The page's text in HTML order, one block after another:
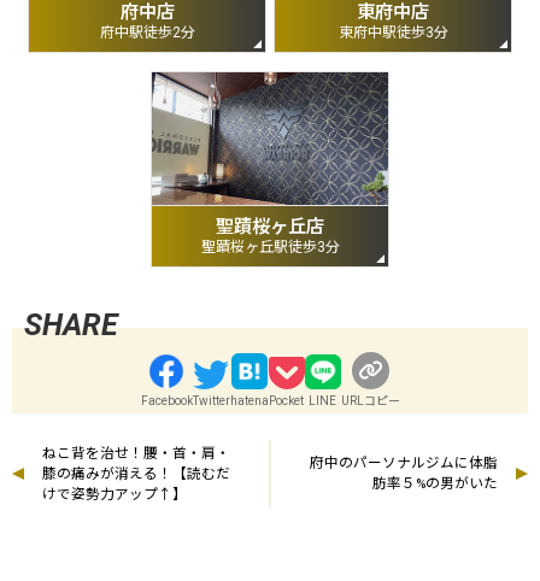
府中店
府中駅徒歩2分
東府中店
東府中駅徒歩3分
聖蹟桜ヶ丘店
聖蹟桜ヶ丘駅徒歩3分
FacebookTwitterhatena Pocket LINE URLコピー
ねこ背を治せ！腰・首・肩・
膝の痛みが消える！【読むだ
けで姿勢力アップ↑】
府中のパーソナルジムに体脂
肪率５%の男がいた